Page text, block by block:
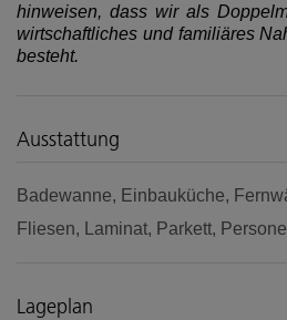
hinweisen, dass wir als
wirtschaftliches und familiäres
besteht.
Ausstattung
Badewanne Einbauküche
Fliesen
Laminat Parkett
Lageplan